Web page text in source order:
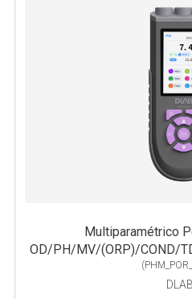
Multiparamétrico
OD/PH/MV/(ORP)/COND/
(
DLAB